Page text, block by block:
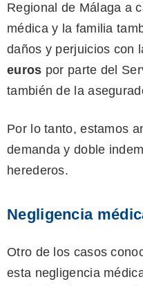
Regional de Málaga a
médica y la familia
daños y perjuicios con
euros por parte del
también de la
Por lo tanto, estamos
demanda y doble
herederos.
Negligencia
Otro de los casos
esta negligencia